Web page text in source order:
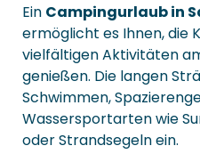
Ein Campingurlaub in
ermöglicht es Ihnen, die
vielfältigen Aktivitäten
genießen. Die langen
Schwimmen,
Wassersportarten wie
oder Strandsegeln ein.